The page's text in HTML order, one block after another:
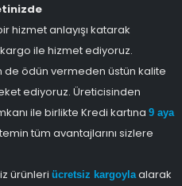
hizmet anlayışı katarak
ile hizmet ediyoruz.
de ödün vermeden üstün kalite
ediyoruz. Üreticisinden
ile birlikte Kredi kartına 9 aya
tüm avantajlarını sizlere
ürünleri ücretsiz kargoylaalarak